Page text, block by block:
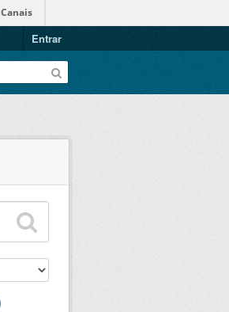
Canais
Entrar